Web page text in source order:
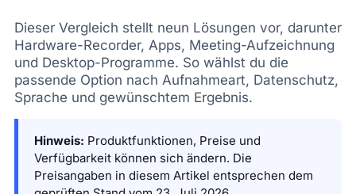
Dieser Vergleich stellt neun Lösungen vor, darunter
Hardware-Recorder, Apps, Meeting-Aufzeichnung
und Desktop-Programme. So wählst du die
passende Option nach Aufnahmeart, Datenschutz,
Sprache und gewünschtem Ergebnis.
Hinweis: Produktfunktionen, Preise und
Verfügbarkeit können sich ändern. Die
Preisangaben in diesem Artikel entsprechen dem